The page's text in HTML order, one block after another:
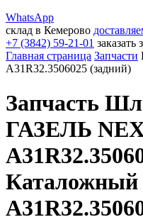
WhatsApp
склад в Кемерово
+7 (3842) 59-21-01 заказать
Главная страница Запчасти
A31R32.3506025 (задний)
Запчасть
ГАЗЕЛЬ
Каталожный